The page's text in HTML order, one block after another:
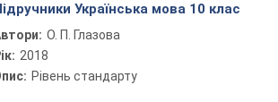
Українська мова 10 клас
О. П. Глазова
2018
Рівень стандарту